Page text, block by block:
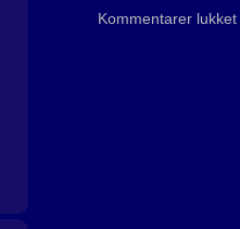
Kommentarer lukket